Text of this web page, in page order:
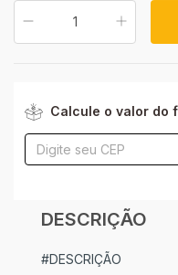
Calcule o valor do
DESCRIÇÃO
#DESCRIÇÃO